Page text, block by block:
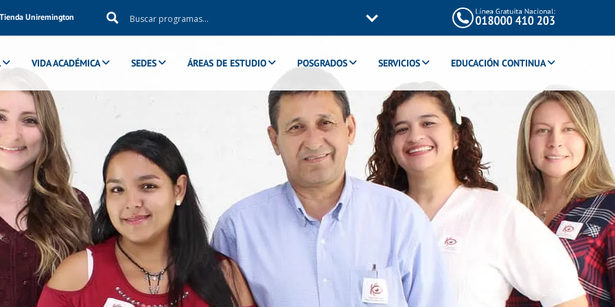
Tienda Uniremington
VIDA ACADÉMICA SEDES ÁREAS DE ESTUDIO POSGRADOS SERVICIOS EDUCACIÓN CONTINUA